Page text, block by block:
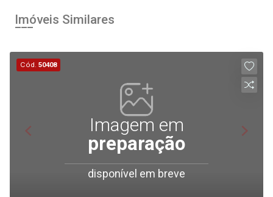
Imóveis Similares
Cód.50408
Imagem em
preparação
disponível em breve